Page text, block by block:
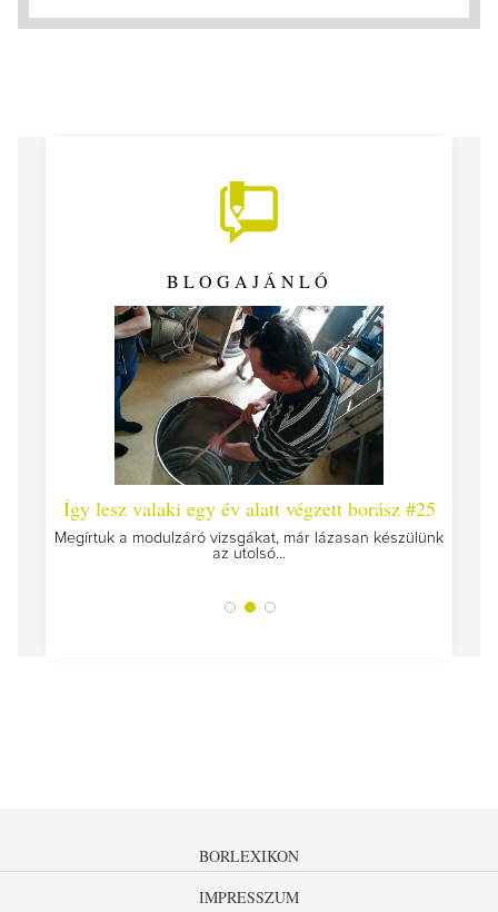
BLOGAJÁNLÓ
Így lesz valaki egy év alatt végzett borász #25
Megírtuk a modulzáró vizsgákat, már lázasan készülünk
az utolsó...
BORLEXIKON
IMPRESSZUM